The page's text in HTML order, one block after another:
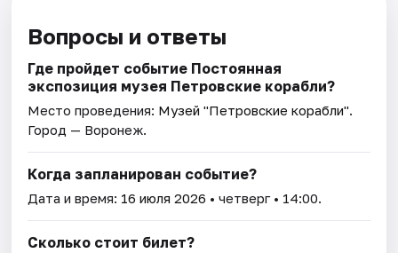
Вопросы и ответы
Где пройдет событие Постоянная
экспозиция музея Петровские корабли?
Место проведения: Музей "Петровские корабли".
Город — Воронеж.
Когда запланирован событие?
Дата и время: 16 июля 2026 • четверг • 14:00.
Сколько стоит билет?